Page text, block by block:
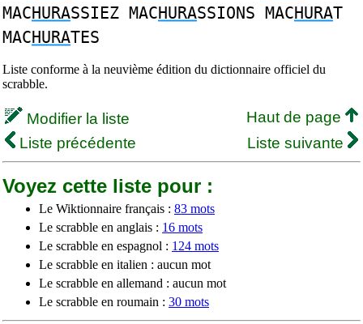
MACHURASSIEZ MACHURASSIONS MACHURAT
MACHURATES
Liste conforme à la neuvième édition du dictionnaire officiel du
scrabble.
Modifier la liste
Haut de page
Liste précédente
Liste suivante
Voyez cette liste pour :
Le Wiktionnaire français : 83 mots
Le scrabble en anglais : 16 mots
Le scrabble en espagnol : 124 mots
Le scrabble en italien : aucun mot
Le scrabble en allemand : aucun mot
Le scrabble en roumain : 30 mots